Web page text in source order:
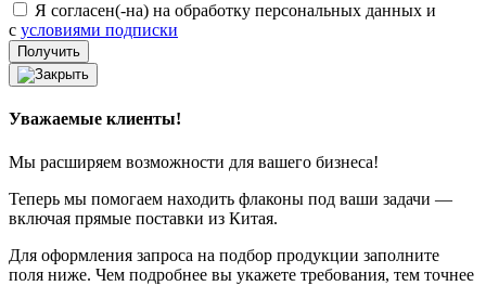
Я согласен(-на) на обработку персональных данных и
с условиями подписки
Уважаемые клиенты!
Мы расширяем возможности для вашего бизнеса!
Теперь мы помогаем находить флаконы под ваши задачи —
включая прямые поставки из Китая.
Для оформления запроса на подбор продукции заполните
поля ниже. Чем подробнее вы укажете требования, тем точнее